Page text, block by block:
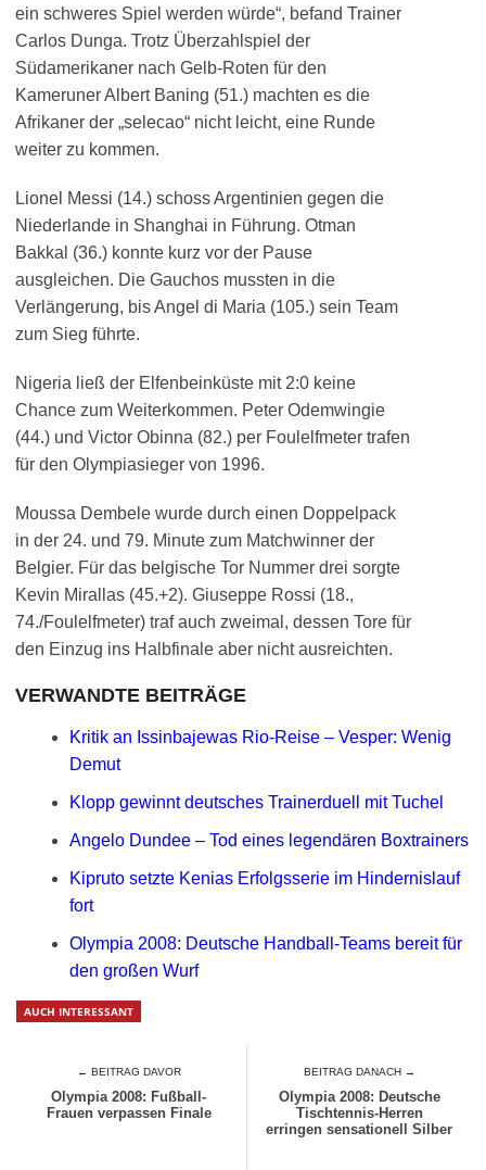
ein schweres Spiel werden würde“, befand Trainer
Carlos Dunga. Trotz Überzahlspiel der
Südamerikaner nach Gelb-Roten für den
Kameruner Albert Baning (51.) machten es die
Afrikaner der „selecao“ nicht leicht, eine Runde
weiter zu kommen.
Lionel Messi (14.) schoss Argentinien gegen die
Niederlande in Shanghai in Führung. Otman
Bakkal (36.) konnte kurz vor der Pause
ausgleichen. Die Gauchos mussten in die
Verlängerung, bis Angel di Maria (105.) sein Team
zum Sieg führte.
Nigeria ließ der Elfenbeinküste mit 2:0 keine
Chance zum Weiterkommen. Peter Odemwingie
(44.) und Victor Obinna (82.) per Foulelfmeter trafen
für den Olympiasieger von 1996.
Moussa Dembele wurde durch einen Doppelpack
in der 24. und 79. Minute zum Matchwinner der
Belgier. Für das belgische Tor Nummer drei sorgte
Kevin Mirallas (45.+2). Giuseppe Rossi (18.,
74./Foulelfmeter) traf auch zweimal, dessen Tore für
den Einzug ins Halbfinale aber nicht ausreichten.
VERWANDTE BEITRÄGE
Kritik an Issinbajewas Rio-Reise – Vesper: Wenig
Demut
Klopp gewinnt deutsches Trainerduell mit Tuchel
Angelo Dundee – Tod eines legendären Boxtrainers
Kipruto setzte Kenias Erfolgsserie im Hindernislauf
fort
Olympia 2008: Deutsche Handball-Teams bereit für
den großen Wurf
AUCH INTERESSANT
← BEITRAG DAVOR
Olympia 2008: Fußball-
Frauen verpassen Finale
BEITRAG DANACH →
Olympia 2008: Deutsche
Tischtennis-Herren
erringen sensationell Silber